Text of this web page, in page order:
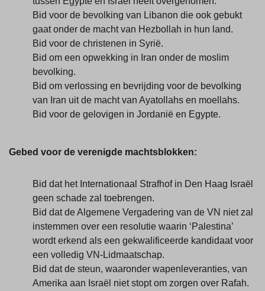
Bid voor de bevolking van Libanon die ook gebukt
gaat onder de macht van Hezbollah in hun land.
Bid voor de christenen in Syrië.
Bid om een opwekking in Iran onder de moslim
bevolking.
Bid om verlossing en bevrijding voor de bevolking
van Iran uit de macht van Ayatollahs en moellahs.
Bid voor de gelovigen in Jordanië en Egypte.
Gebed voor de verenigde machtsblokken:
Bid dat het Internationaal Strafhof in Den Haag Israël
geen schade zal toebrengen.
Bid dat de Algemene Vergadering van de VN niet zal
instemmen over een resolutie waarin ‘Palestina’
wordt erkend als een gekwalificeerde kandidaat voor
een volledig VN-Lidmaatschap.
Bid dat de steun, waaronder wapenleveranties, van
Amerika aan Israël niet stopt om zorgen over Rafah.